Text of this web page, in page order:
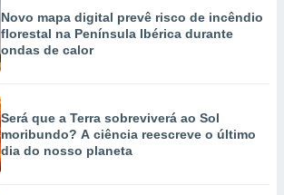
Novo mapa digital prevê risco de incêndio
florestal na Península Ibérica durante
ondas de calor
Será que a Terra sobreviverá ao Sol
moribundo? A ciência reescreve o último
dia do nosso planeta